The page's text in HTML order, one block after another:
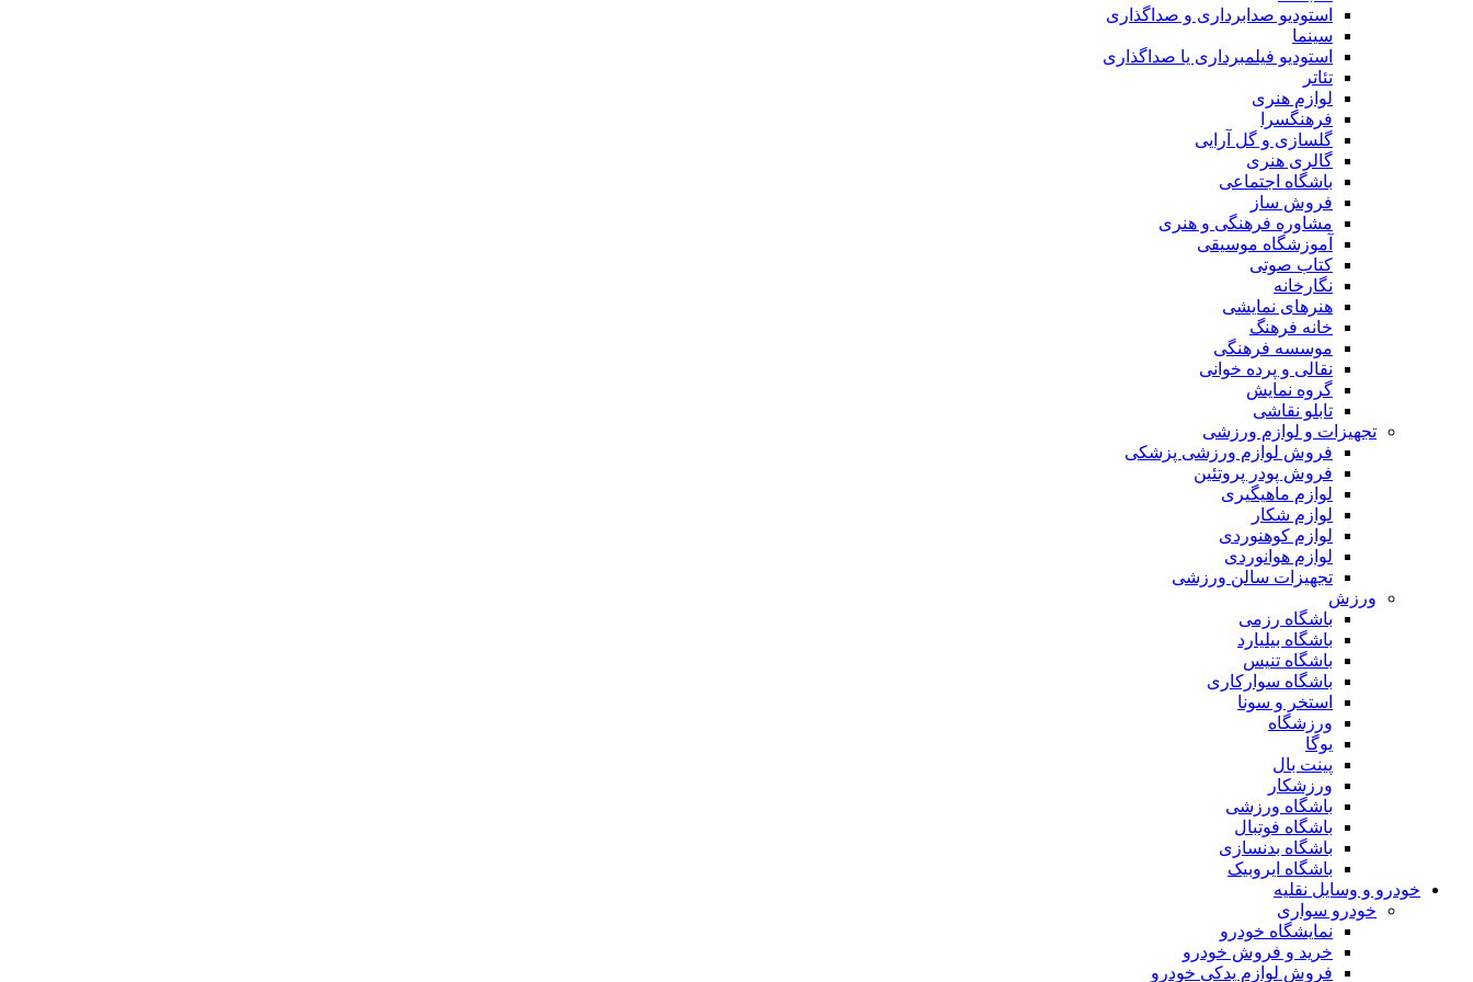
استودیو صدابرداری و صداگذاری
سینما
استودیو فیلمبرداری یا صداگذاری
تئاتر
لوازم هنری
فرهنگسرا
گلسازی و گل آرایی
گالری هنری
باشگاه اجتماعی
فروش ساز
مشاوره فرهنگی و هنری
آموزشگاه موسیقی
کتاب صوتی
نگارخانه
هنرهای نمایشی
خانه فرهنگ
موسسه فرهنگی
نقالی و پرده خوانی
گروه نمایش
تابلو نقاشی
تجهیزات و لوازم ورزشی
فروش لوازم ورزشی پزشکی
فروش پودر پروتئین
لوازم ماهیگیری
لوازم شکار
لوازم کوهنوردی
لوازم هوانوردی
تجهیزات سالن ورزشی
ورزش
باشگاه رزمی
باشگاه بیلیارد
باشگاه تنیس
باشگاه سوارکاری
استخر و سونا
ورزشگاه
یوگا
پینت بال
ورزشکار
باشگاه ورزشی
باشگاه فوتبال
باشگاه بدنسازی
باشگاه ایروبیک
خودرو و وسایل نقلیه
خودرو سواری
نمایشگاه خودرو
خرید و فروش خودرو
فروش لوازم یدکی خودرو